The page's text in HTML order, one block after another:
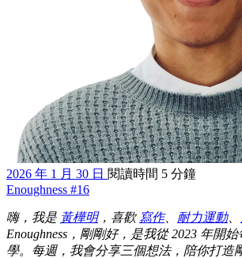
2026 年 1 月 30 日 閱讀時間 5 分鐘
Enoughness #16
嗨，我是 黃樺明，喜歡 寫作、 耐力運動、
Enoughness，剛剛好，是我從 2023 年開
學。每週，我會分享三個想法，陪你打造